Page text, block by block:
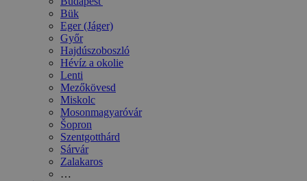
Bük
Eger (Jáger)
Győr
Hajdúszoboszló
Hévíz a okolie
Lenti
Mezőkövesd
Miskolc
Mosonmagyaróvár
Šopron
Szentgotthárd
Sárvár
Zalakaros
…